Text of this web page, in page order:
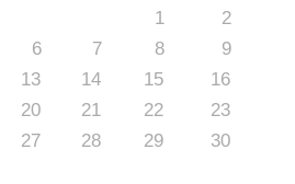
1
2
6 7 8
9
13 14 15
16
20 21 22
23
27 28 29
30